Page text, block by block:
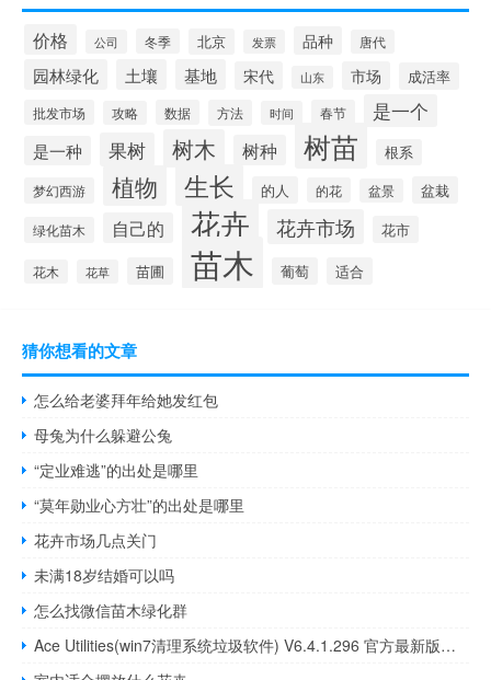
价格 公司 冬季 北京 发票 品种 唐代
园林绿化 土壤 基地 宋代 山东 市场 成活率
批发市场 攻略 数据 方法 时间 春节 是一个
是一种 果树 树木 树种 树苗
根系
梦幻西游
植物 生长 的人 的花 盆景 盆栽
绿化苗木 自己的 花卉 花卉市场 花市
花木 花草 苗圃 苗木 葡萄 适合
猜你想看的文章
怎么给老婆拜年给她发红包
母兔为什么躲避公兔
“定业难逃”的出处是哪里
“莫年勋业心方壮”的出处是哪里
花卉市场几点关门
未满18岁结婚可以吗
怎么找微信苗木绿化群
Ace Utilities(win7清理系统垃圾软件) V6.4.1.296 官方最新版（Ace Utilities(win7清理系统垃圾软件) V6.4.1.296 官方最新版功能简介）